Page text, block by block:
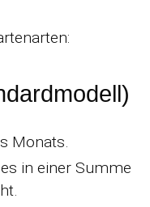
Monats.
in einer Summe